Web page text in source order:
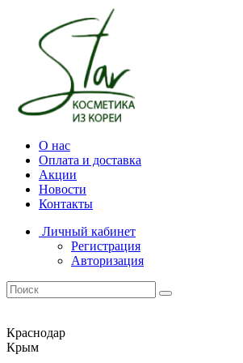
О нас
Оплата и доставка
Акции
Новости
Контакты
Личный кабинет
Регистрация
Авторизация
Краснодар
Крым